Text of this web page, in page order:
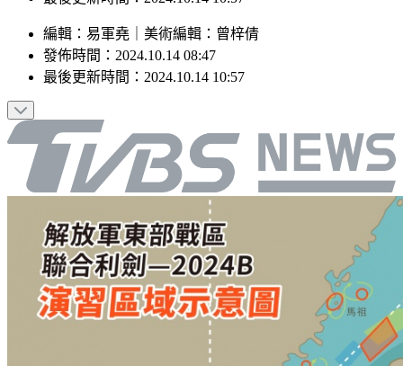
發佈時間：2024.10.14 08:47
最後更新時間：2024.10.14 10:57